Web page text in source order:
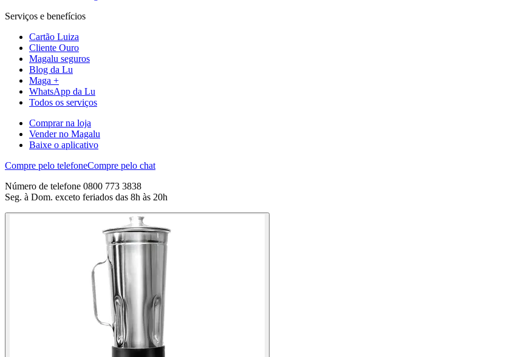
Serviços e benefícios
Cartão Luiza
Cliente Ouro
Magalu seguros
Blog da Lu
Maga +
WhatsApp da Lu
Todos os serviços
Comprar na loja
Vender no Magalu
Baixe o aplicativo
Compre pelo telefoneCompre pelo chat
Número de telefone 0800 773 3838
Seg. à Dom. exceto feriados das 8h às 20h